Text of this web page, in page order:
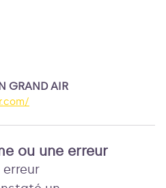
GRAND AIR
ou une erreur
erreur